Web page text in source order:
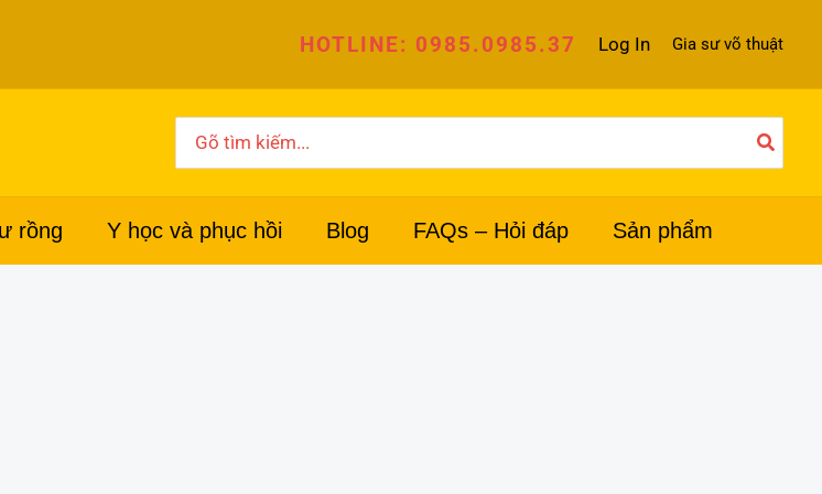
HOTLINE: 0985.0985.37 Log In Gia sư võ thuật
for:
rồng Y học và phục hồi Blog FAQs – Hỏi đáp Sản phẩm